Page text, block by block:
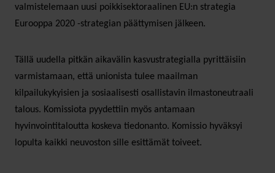
valmistelemaan uusi poikkisektoraalinen EU:n strategia
Eurooppa 2020 -strategian päättymisen jälkeen.
Tällä uudella pitkän aikavälin kasvustrategialla pyrittäisiin
varmistamaan, että unionista tulee maailman
kilpailukykyisien ja sosiaalisesti osallistavin ilmastoneutraali
talous. Komissiota pyydettiin myös antamaan
hyvinvointitaloutta koskeva tiedonanto. Komissio hyväksyi
lopulta kaikki neuvoston sille esittämät toiveet.